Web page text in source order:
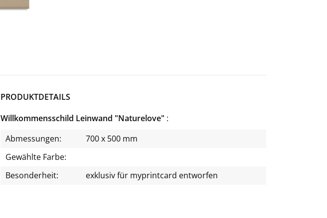
PRODUKTDETAILS
Willkommensschild Leinwand "Naturelove"
Abmessungen:
700 x 500 mm
Gewählte Farbe:
Besonderheit:
exklusiv für myprintcard entworfen